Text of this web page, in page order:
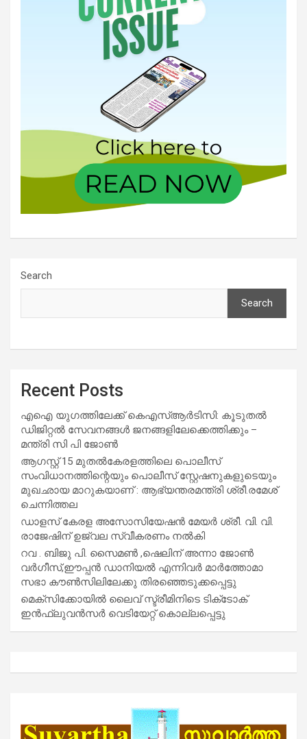
Search
Search
Recent Posts
എഐ യുഗത്തിലേക്ക് കെഎസ്ആർടിസി: കൂടുതൽ
ഡിജിറ്റൽ സേവനങ്ങൾ ജനങ്ങളിലേക്കെത്തിക്കും –
മന്ത്രി സി പി ജോൺ
ആഗസ്റ്റ് 15 മുതല്‍കേരളത്തിലെ പൊലീസ്
സംവിധാനത്തിന്റെയും പൊലീസ് സ്റ്റേഷനുകളുടെയും
മുഖഛായ മാറുകയാണ് : ആഭ്യന്തരമന്ത്രി ശ്രീ.രമേശ്
ചെന്നിത്തല
ഡാളസ് കേരള അസോസിയേഷൻ മേയർ ശ്രീ. വി. വി.
രാജേഷിന് ഉജ്വല സ്വീകരണം നൽകി
റവ . ബിജു പി. സൈമൺ ,ഷെലിന് അന്നാ ജോൺ
വർഗീസ്,ഈപ്പൻ ഡാനിയൽ എന്നിവർ മാർത്തോമാ
സഭാ കൗൺസിലിലേക്കു തിരഞ്ഞെടുക്കപ്പെട്ടു
മെക്സിക്കോയിൽ ലൈവ് സ്ട്രീമിനിടെ ടിക്‌ടോക്
ഇൻഫ്ലുവൻസർ വെടിയേറ്റ് കൊല്ലപ്പെട്ടു